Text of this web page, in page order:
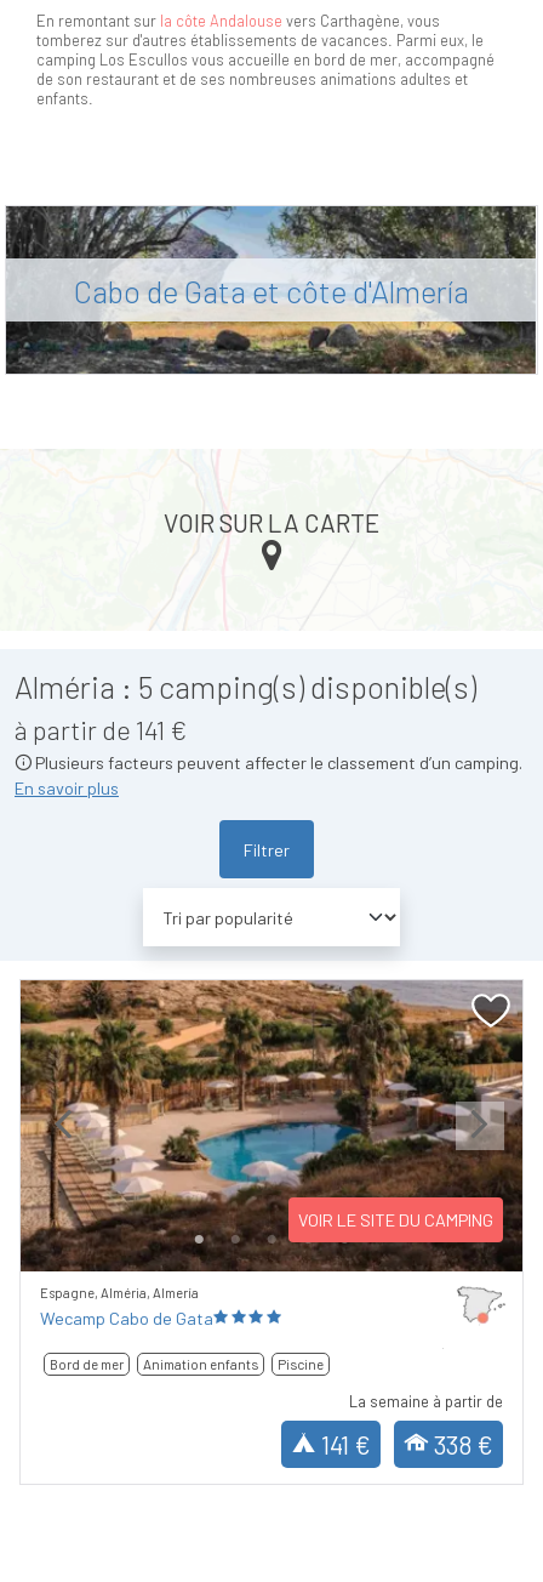
En remontant sur la côte Andalouse vers Carthagène, vous
tomberez sur d'autres établissements de vacances. Parmi eux, le
camping Los Escullos vous accueille en bord de mer, accompagné
de son restaurant et de ses nombreuses animations adultes et
enfants.
Cabo de Gata et côte d'Almería
Alméria : 5 camping(s) disponible(s)
à partir de 141 €
Plusieurs facteurs peuvent affecter le classement d’un camping.
En savoir plus
Filtrer
Previous Next
VOIR LE SITE DU CAMPING
Espagne, Alméria, Almería
Wecamp Cabo de Gata
Bord de mer Animation enfants Piscine
La semaine à partir de
141 € 338 €
VOIR SUR LA CARTE